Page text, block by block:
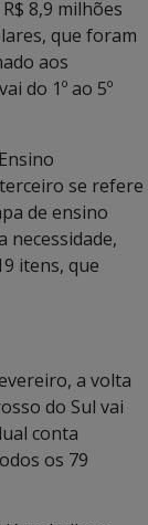
8,9 milhões
que foram
aos
do 1º ao 5º
se refere
de ensino
necessidade,
itens, que
a volta
do Sul vai
conta
os 79